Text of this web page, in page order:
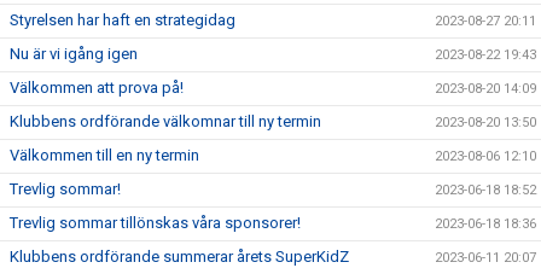
Styrelsen har haft en strategidag 2023-08-27 20:11
Nu är vi igång igen 2023-08-22 19:43
Välkommen att prova på! 2023-08-20 14:09
Klubbens ordförande välkomnar till ny termin 2023-08-20 13:50
Välkommen till en ny termin 2023-08-06 12:10
Trevlig sommar! 2023-06-18 18:52
Trevlig sommar tillönskas våra sponsorer! 2023-06-18 18:36
Klubbens ordförande summerar årets SuperKidZ 2023-06-11 20:07